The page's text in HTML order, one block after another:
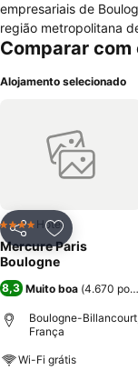
empresariais de
região metropolitana
decoração
de cabelo, ar
deficientes físicos,
fotocopia, business
internet sem fios nas
reuniões com luz
Comparar
Alojamento selecionado
PartilharAdicionar
4 EstrelasHotel
Mercure Paris
Boulogne
8,3 Muito boa (4.670
Boulogne-
França
Wi-Fi grátis